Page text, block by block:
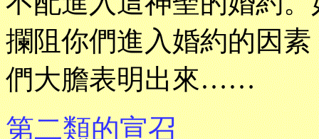
攔阻你們進入婚約的因
們大膽表明出來……
第二類的宣召